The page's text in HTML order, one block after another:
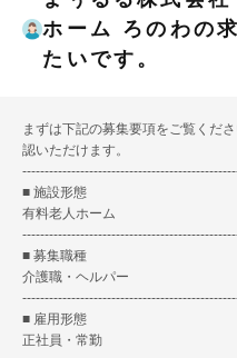
ホーム ろのわの
たいです。
まずは下記の募集要項をご覧くだ
認いただけます。
■ 施設形態
有料老人ホーム
■ 募集職種
介護職・ヘルパー
■ 雇用形態
正社員・常勤